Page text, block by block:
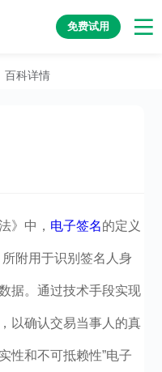
免费试用
百科详情
》中， 电子签名的定义
附用于识别签名人身
据。通过技术手段实现
以确认交易当事人的真
性和不可抵赖性”电子